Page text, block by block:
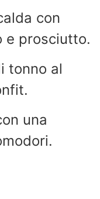
con
e prosciutto.
tonno al
una